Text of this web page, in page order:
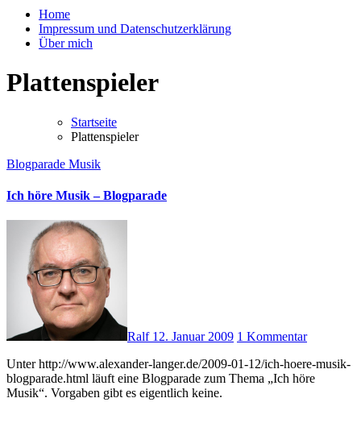
Home
Impressum und Datenschutzerklärung
Über mich
Plattenspieler
Startseite
Plattenspieler
Blogparade Musik
Ich höre Musik – Blogparade
Ralf 12. Januar 2009 1 Kommentar
Unter http://www.alexander-langer.de/2009-01-12/ich-hoere-musik-
blogparade.html läuft eine Blogparade zum Thema „Ich höre
Musik“. Vorgaben gibt es eigentlich keine.